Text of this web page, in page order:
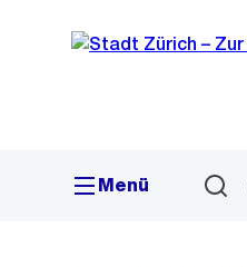
Navigation
Sprunglink
Menü